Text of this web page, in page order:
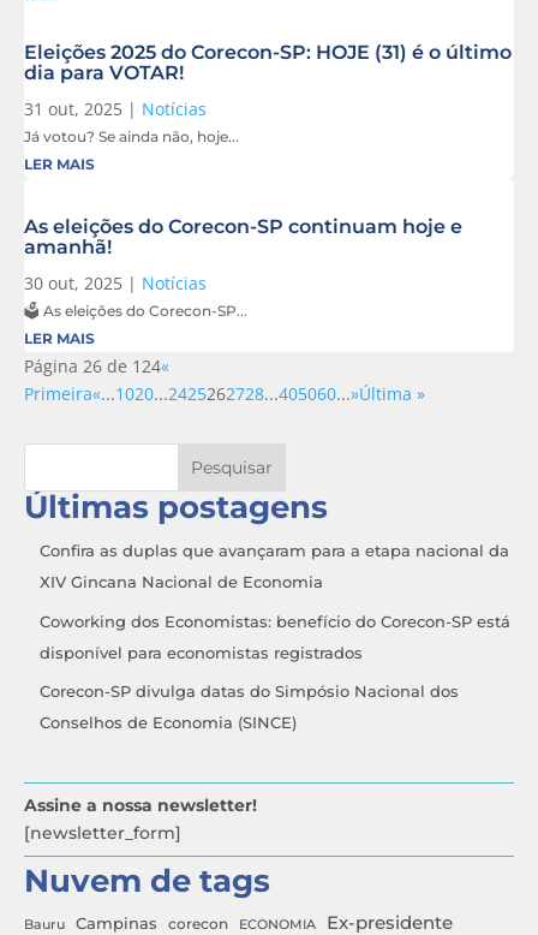
Eleições 2025 do Corecon-SP: HOJE (31) é o último
dia para VOTAR!
31 out, 2025 | Notícias
Já votou? Se ainda não, hoje...
LER MAIS
As eleições do Corecon-SP continuam hoje e
amanhã!
30 out, 2025 | Notícias
🗳️ As eleições do Corecon-SP...
LER MAIS
Página 26 de 124«
Primeira«...1020...2425262728...405060...»Última »
Pesquisar
Últimas postagens
Confira as duplas que avançaram para a etapa nacional da
XIV Gincana Nacional de Economia
Coworking dos Economistas: benefício do Corecon-SP está
disponível para economistas registrados
Corecon-SP divulga datas do Simpósio Nacional dos
Conselhos de Economia (SINCE)
Assine a nossa newsletter!
[newsletter_form]
Nuvem de tags
Bauru Campinas corecon ECONOMIA Ex-presidente